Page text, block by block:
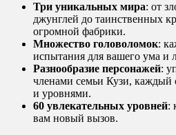
Три уникальных мира: от
джунглей до таинственных
огромной фабрики.
Множество головоломок:
испытания для вашего ума и
Разнообразие персонажей:
членами семьи Кузи, каждый
и уровнями.
60 увлекательных уровней:
вам новый вызов.